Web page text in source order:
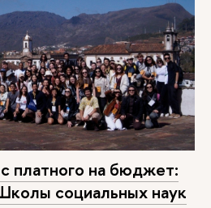
20 / 10 / 2 2 года Очная
25 / 10 / 2 2 года Очная
платного на бюджет:
социальных наук